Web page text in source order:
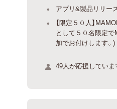
アプリ&製品リリー
【限定５０人】
として５０名限定
加でお付けします。)
49人が応援していま